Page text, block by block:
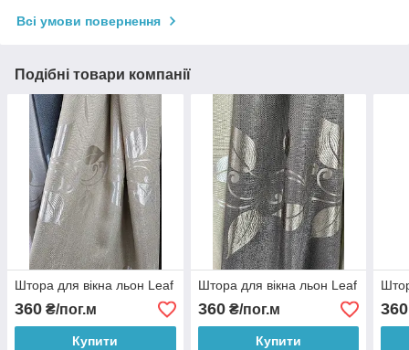
Всі умови повернення
Подібні товари компанії
Штора для вікна льон Leaf
360 ₴/пог.м
Купити
Штора для вікна льон Leaf
360₴/пог.м
Купити
360